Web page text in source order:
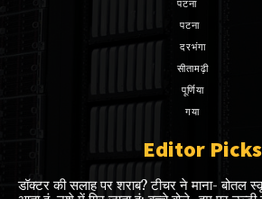
पटना
पटना
दरभंगा
सीतामढ़ी
पूर्णिया
गया
Editor Picks
डॉक्टर की सलाह पर शराब? टीचर ने माना- बोतल